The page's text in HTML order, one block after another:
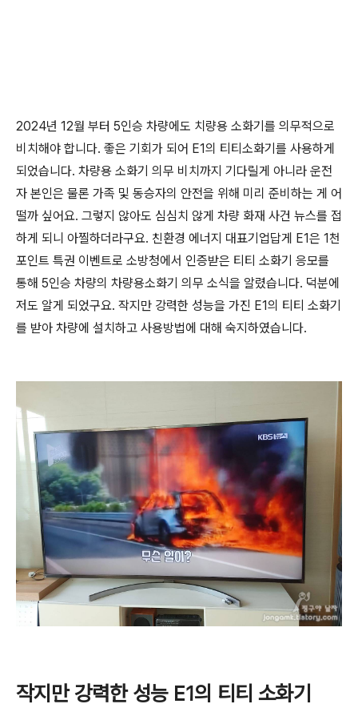
2024년 12월 부터 5인승 차량에도 치량용 소화기를 의무적으로
비치해야 합니다. 좋은 기회가 되어 E1의 티티소화기를 사용하게
되었습니다. 차량용 소화기 의무 비치까지 기다릴게 아니라 운전
자 본인은 물론 가족 및 동승자의 안전을 위해 미리 준비하는 게 어
떨까 싶어요. 그렇지 않아도 심심치 않게 차량 화재 사건 뉴스를 접
하게 되니 아찔하더라구요. 친환경 에너지 대표기업답게 E1은 1천
포인트 특권 이벤트로 소방청에서 인증받은 티티 소화기 응모를
통해 5인승 차량의 차량용소화기 의무 소식을 알렸습니다. 덕분에
저도 알게 되었구요. 작지만 강력한 성능을 가진 E1의 티티 소화기
를 받아 차량에 설치하고 사용방법에 대해 숙지하였습니다.
작지만 강력한 성능 E1의 티티 소화기